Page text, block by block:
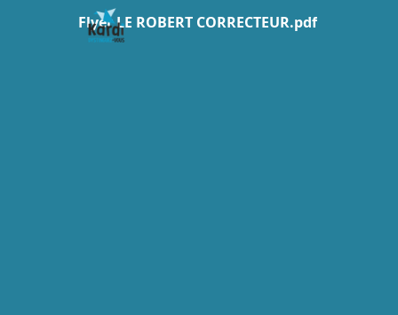
Flyer LE ROBERT CORRECTEUR.pdf